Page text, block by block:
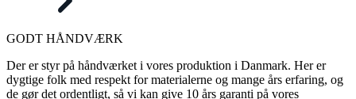
GODT HÅNDVÆRK
Der er styr på håndværket i vores produktion i Danmark. Her er
dygtige folk med respekt for materialerne og mange års erfaring, og
de gør det ordentligt, så vi kan give 10 års garanti på vores